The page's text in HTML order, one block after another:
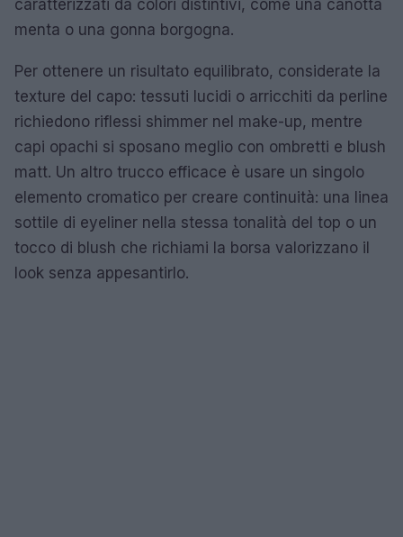
caratterizzati da colori distintivi, come una canotta
menta o una gonna borgogna.
Per ottenere un risultato equilibrato, considerate la
texture del capo: tessuti lucidi o arricchiti da perline
richiedono riflessi shimmer nel make-up, mentre
capi opachi si sposano meglio con ombretti e blush
matt. Un altro trucco efficace è usare un singolo
elemento cromatico per creare continuità: una linea
sottile di eyeliner nella stessa tonalità del top o un
tocco di blush che richiami la borsa valorizzano il
look senza appesantirlo.